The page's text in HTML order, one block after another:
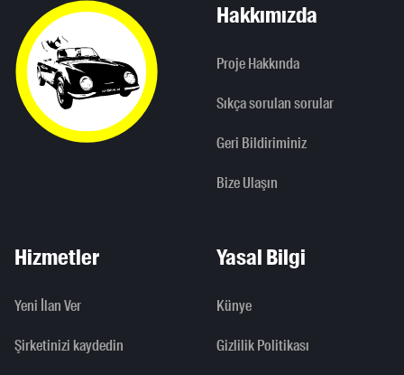
Hakkımızda
Proje Hakkında
Sıkça sorulan sorular
Geri Bildiriminiz
Bize Ulaşın
Hizmetler
Yeni İlan Ver
Şirketinizi kaydedin
Yasal Bilgi
Künye
Gizlilik Politikası